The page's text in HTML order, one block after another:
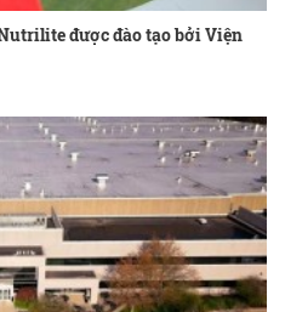
được đào tạo bởi Viện